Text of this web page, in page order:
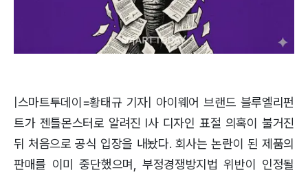
|스마트투데이=황태규 기자| 아이웨어 브랜드 블루엘리펀
트가 젠틀몬스터로 알려진 I사 디자인 표절 의혹이 불거진
뒤 처음으로 공식 입장을 내놨다. 회사는 논란이 된 제품의
판매를 이미 중단했으며, 부정경쟁방지법 위반이 인정될